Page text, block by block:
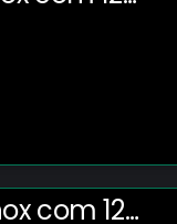
com 12